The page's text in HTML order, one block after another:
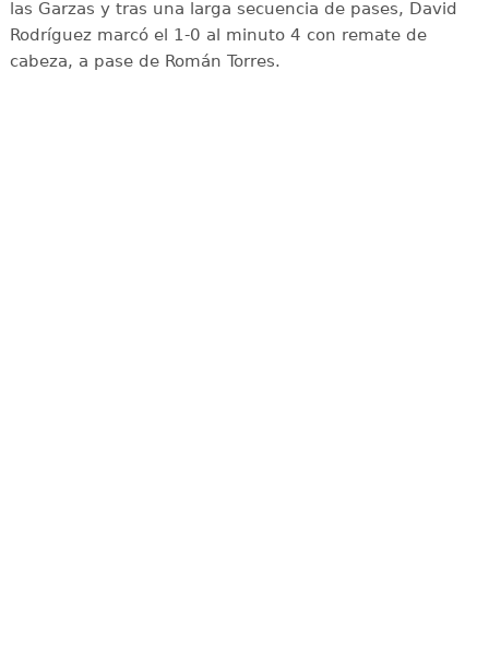
las Garzas y tras una larga secuencia de pases, David
Rodríguez marcó el 1-0 al minuto 4 con remate de
cabeza, a pase de Román Torres.